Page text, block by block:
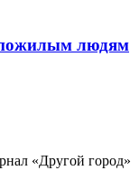
пожилым людям
«Другой город»